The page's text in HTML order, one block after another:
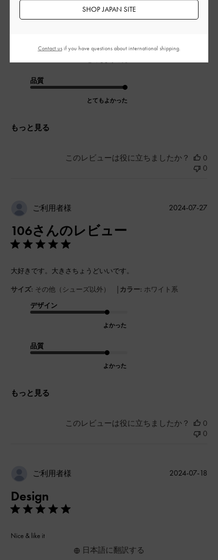
物がいっぱい入れて喜んでました(*^^*)
品質
とてもよかった
もっと見る
このレビューは役に立ちましたか？
0
0
ご利用者様
106さんのレビュー
大好きです。大きさちょうどいいです。
サイズ: その他（シューズ以外） | カラー: ホワイト系
デザイン
よかった
品質
よかった
もっと見る
公
2024-07-27
このレビューは役に立ちましたか？
0
0
ご利用者様
Design
Nice & like it
日本語に翻訳する
公
2024-07-18
SHOP JAPAN SITE
Contact usif you have questions about international shipping.